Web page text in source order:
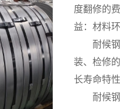
度翻修的
益：材料
耐候
装、检修
长寿命特
耐候